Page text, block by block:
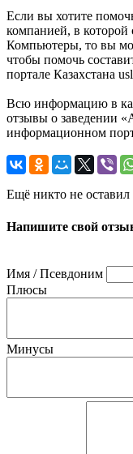
Если вы хотите
компанией, в которой
Компьютеры, то вы
чтобы помочь
портале Казахстана
Всю информацию в
отзывы о заведении
информационном
Ещё никто не оставил
Напишите свой
Имя / Псевдоним
Плюсы
Минусы